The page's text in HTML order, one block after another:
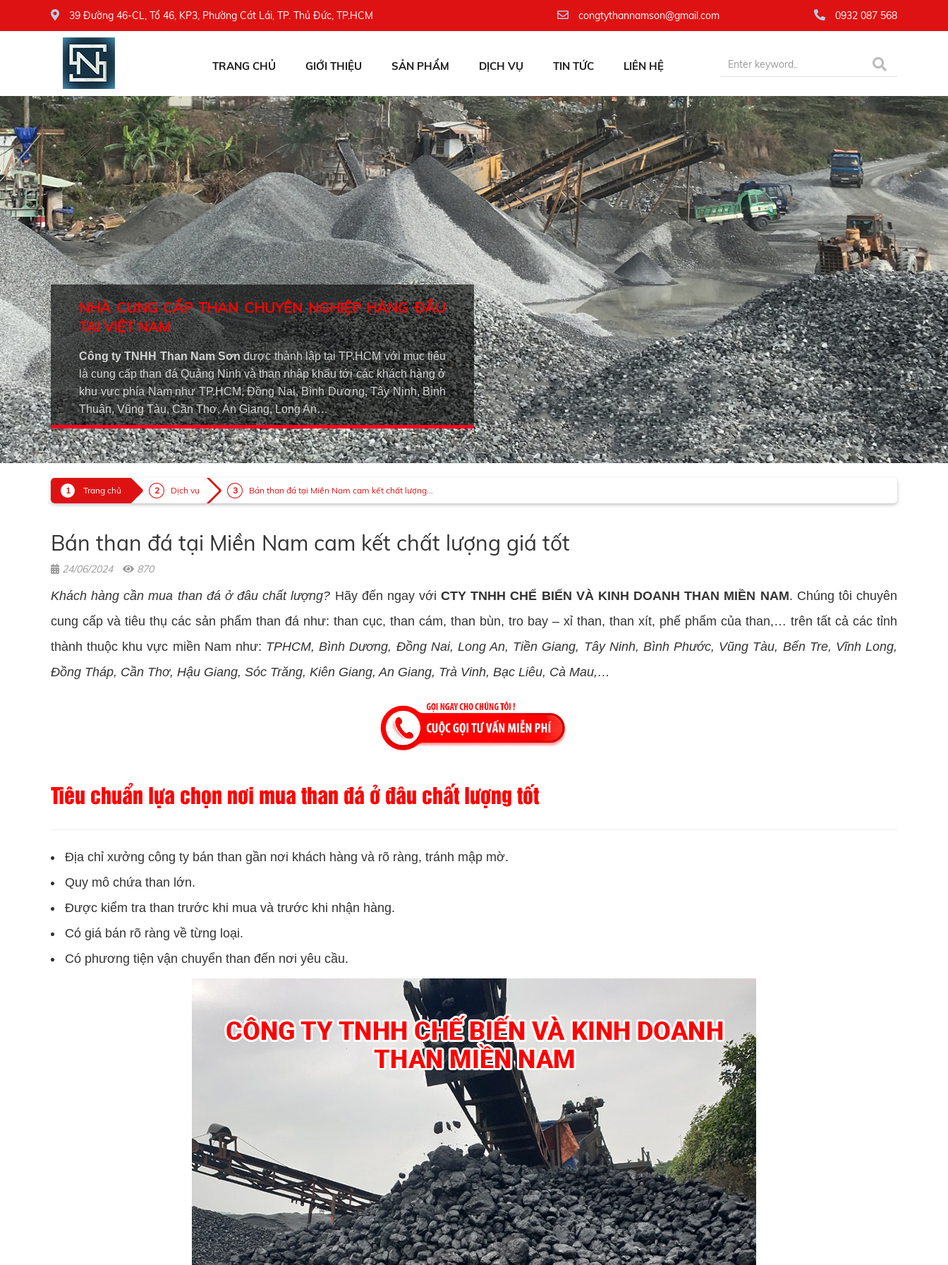
39 Đường 46-CL, Tổ 46, KP3, Phường Cát Lái, TP. Thủ Đức, TP.HCM congtythannamson@gmail.com 0932 087 568
TRANG CHỦ GIỚI THIỆU SẢN PHẨM DỊCH VỤ TIN TỨC LIÊN HỆ
NHÀ CUNG CẤP THAN CHUYÊN NGHIỆP HÀNG ĐẦU
TẠI VIỆT NAM
Công ty TNHH Than Nam Sơnđược thành lập tại TP.HCM với mục tiêu
là cung cấp than đá Quảng Ninh và than nhập khẩu tới các khách hàng ở
khu vực phía Nam như TP.HCM, Đồng Nai, Bình Dương, Tây Ninh, Bình
Thuận, Vũng Tàu, Cần Thơ, An Giang, Long An…
Trang chủ Dịch vụ Bán than đá tại Miền Nam cam kết chất lượng...
Bán than đá tại Miền Nam cam kết chất lượng giá tốt
24/06/2024 870
Khách hàng cần mua than đá ở đâu chất lượng? Hãy đến ngay vớiCTY TNHH CHẾ BIẾN VÀ KINH DOANH THAN MIỀN NAM. Chúng tôi chuyên
cung cấp và tiêu thụ các sản phẩm than đá như: than cục, than cám, than bùn, tro bay – xỉ than, than xít, phế phẩm của than,… trên tất cả các tỉnh
thành thuộc khu vực miền Nam như: TPHCM, Bình Dương, Đồng Nai, Long An, Tiền Giang, Tây Ninh, Bình Phước, Vũng Tàu, Bến Tre, Vĩnh Long,
Đồng Tháp, Cần Thơ, Hậu Giang, Sóc Trăng, Kiên Giang, An Giang, Trà Vinh, Bạc Liêu, Cà Mau,…
Tiêu chuẩn lựa chọn nơi mua than đá ở đâu chất lượng tốt
Địa chỉ xưởng công ty bán than gần nơi khách hàng và rõ ràng, tránh mập mờ.
Quy mô chứa than lớn.
Được kiểm tra than trước khi mua và trước khi nhận hàng.
Có giá bán rõ ràng về từng loại.
Có phương tiện vận chuyển than đến nơi yêu cầu.